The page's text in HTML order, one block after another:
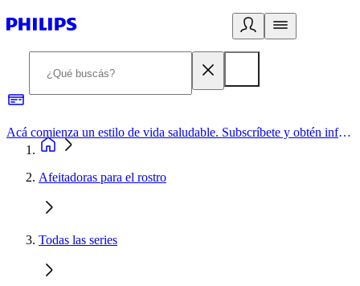
Acá comienza un estilo de vida saludable. Subscríbete y obtén información de primera mano
Afeitadoras para el rostro
Todas las series